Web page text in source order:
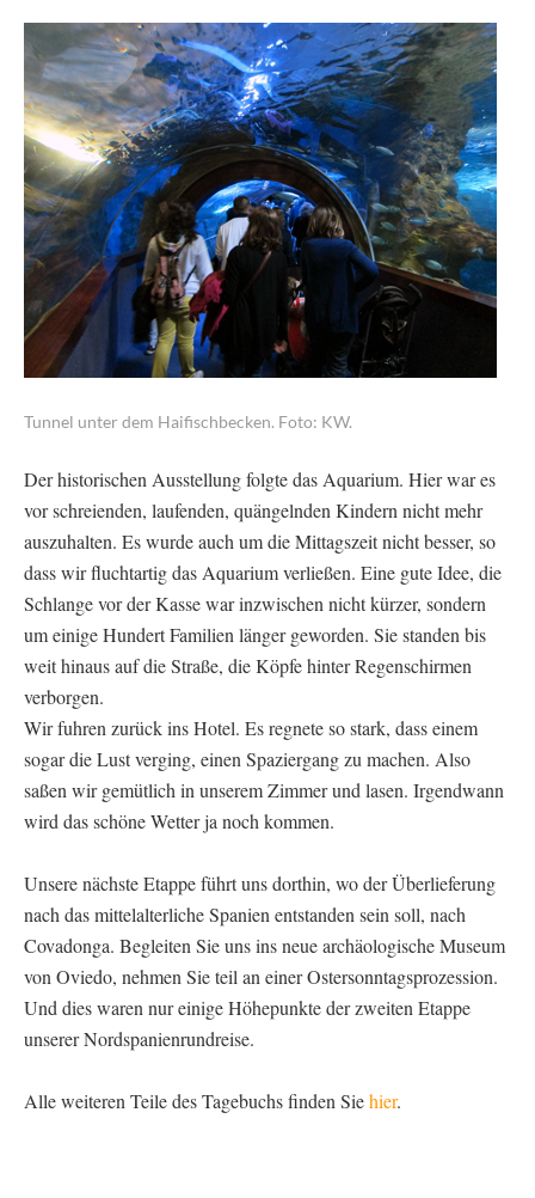
Tunnel unter dem Haifischbecken. Foto: KW.
Der historischen Ausstellung folgte das Aquarium. Hier war es
vor schreienden, laufenden, quängelnden Kindern nicht mehr
auszuhalten. Es wurde auch um die Mittagszeit nicht besser, so
dass wir fluchtartig das Aquarium verließen. Eine gute Idee, die
Schlange vor der Kasse war inzwischen nicht kürzer, sondern
um einige Hundert Familien länger geworden. Sie standen bis
weit hinaus auf die Straße, die Köpfe hinter Regenschirmen
verborgen.
Wir fuhren zurück ins Hotel. Es regnete so stark, dass einem
sogar die Lust verging, einen Spaziergang zu machen. Also
saßen wir gemütlich in unserem Zimmer und lasen. Irgendwann
wird das schöne Wetter ja noch kommen.
Unsere nächste Etappe führt uns dorthin, wo der Überlieferung
nach das mittelalterliche Spanien entstanden sein soll, nach
Covadonga. Begleiten Sie uns ins neue archäologische Museum
von Oviedo, nehmen Sie teil an einer Ostersonntagsprozession.
Und dies waren nur einige Höhepunkte der zweiten Etappe
unserer Nordspanienrundreise.
Alle weiteren Teile des Tagebuchs finden Siehier.